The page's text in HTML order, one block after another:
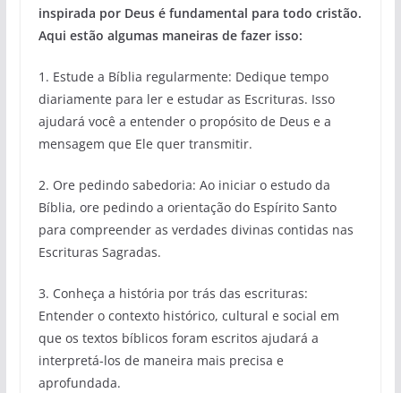
inspirada por Deus é fundamental para todo cristão.
Aqui estão algumas maneiras de fazer isso:
1. Estude a Bíblia regularmente: Dedique tempo
diariamente para ler e estudar as Escrituras. Isso
ajudará você a entender o propósito de Deus e a
mensagem que Ele quer transmitir.
2. Ore pedindo sabedoria: Ao iniciar o estudo da
Bíblia, ore pedindo a orientação do Espírito Santo
para compreender as verdades divinas contidas nas
Escrituras Sagradas.
3. Conheça a história por trás das escrituras:
Entender o contexto histórico, cultural e social em
que os textos bíblicos foram escritos ajudará a
interpretá-los de maneira mais precisa e
aprofundada.